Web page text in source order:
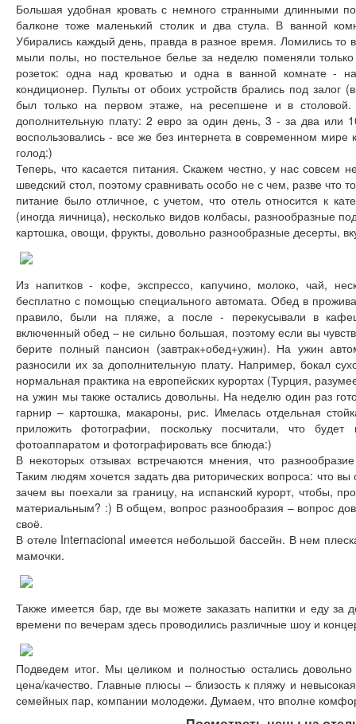
Большая удобная кровать с немного странными длинными
балконе тоже маленький столик и два стула. В ванной
Убирались каждый день, правда в разное время. Ломились то
мыли полы, но постельное белье за неделю поменяли
розеток: одна над кроватью и одна в ванной комнате -
кондиционер. Пульты от обоих устройств брались под
был только на первом этаже, на ресепшене и в
дополнительную плату: 2 евро за один день, 3 - за два
воспользовались - все же без интернета в современном
голод:)
Теперь, что касается питания. Скажем честно, у нас совсем
шведский стол, поэтому сравнивать особо не с чем, разве что
питание было отличное, с учетом, что отель относится к
(иногда яичница), несколько видов колбасы, разнообразные
картошка, овощи, фрукты, довольно разнообразные десерты,
Из напитков - кофе, экспрессо, капучино, молоко, чай,
бесплатно с помощью специального автомата. Обед в
правило, были на пляже, а после - перекусывали в
включенный обед – не сильно большая, поэтому если вы
берите полный пансион (завтрак+обед+ужин). На ужин
разносили их за дополнительную плату. Например, бокал
нормальная практика на европейских курортах (Турция,
на ужин мы также остались довольны. На неделю один раз
гарнир – картошка, макароны, рис. Имелась отдельная
приложить фотографии, поскольку посчитали, что
фотоаппаратом и фотографировать все блюда:)
В некоторых отзывах встречаются мнения, что
Таким людям хочется задать два риторических вопроса: что
зачем вы поехали за границу, на испанский курорт, чтобы,
материальным? :) В общем, вопрос разнообразия – вопрос
своё.
В отеле Internacional имеется небольшой бассейн. В нем
мамочки.
Также имеется бар, где вы можете заказать напитки и еду
времени по вечерам здесь проводились различные шоу и
Подведем итог. Мы целиком и полностью остались
цена/качество. Главные плюсы – близость к пляжу и
семейных пар, компании молодежи. Думаем, что вполне